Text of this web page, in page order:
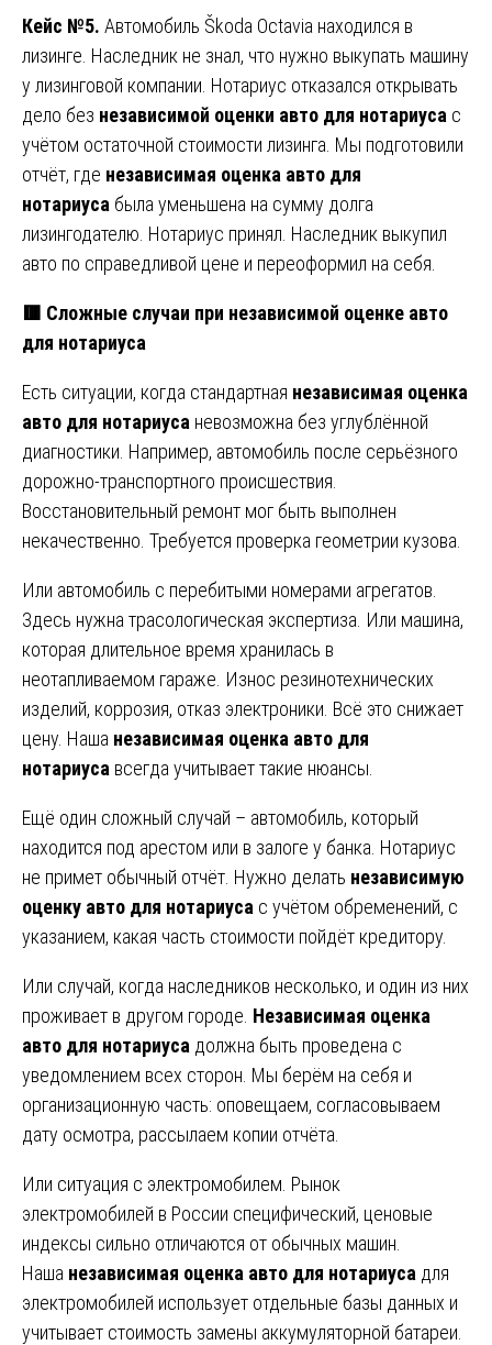
Кейс №5. Автомобиль Škoda Octavia находился в
лизинге. Наследник не знал, что нужно выкупать машину
у лизинговой компании. Нотариус отказался открывать
дело без независимой оценки авто для нотариуса с
учётом остаточной стоимости лизинга. Мы подготовили
отчёт, где независимая оценка авто для
нотариуса была уменьшена на сумму долга
лизингодателю. Нотариус принял. Наследник выкупил
авто по справедливой цене и переоформил на себя.
🟥 Сложные случаи при независимой оценке авто
для нотариуса
Есть ситуации, когда стандартная независимая оценка
авто для нотариуса невозможна без углублённой
диагностики. Например, автомобиль после серьёзного
дорожно-транспортного происшествия.
Восстановительный ремонт мог быть выполнен
некачественно. Требуется проверка геометрии кузова.
Или автомобиль с перебитыми номерами агрегатов.
Здесь нужна трасологическая экспертиза. Или машина,
которая длительное время хранилась в
неотапливаемом гараже. Износ резинотехнических
изделий, коррозия, отказ электроники. Всё это снижает
цену. Наша независимая оценка авто для
нотариуса всегда учитывает такие нюансы.
Ещё один сложный случай – автомобиль, который
находится под арестом или в залоге у банка. Нотариус
не примет обычный отчёт. Нужно делать независимую
оценку авто для нотариуса с учётом обременений, с
указанием, какая часть стоимости пойдёт кредитору.
Или случай, когда наследников несколько, и один из них
проживает в другом городе. Независимая оценка
авто для нотариуса должна быть проведена с
уведомлением всех сторон. Мы берём на себя и
организационную часть: оповещаем, согласовываем
дату осмотра, рассылаем копии отчёта.
Или ситуация с электромобилем. Рынок
электромобилей в России специфический, ценовые
индексы сильно отличаются от обычных машин.
Наша независимая оценка авто для нотариуса для
электромобилей использует отдельные базы данных и
учитывает стоимость замены аккумуляторной батареи.